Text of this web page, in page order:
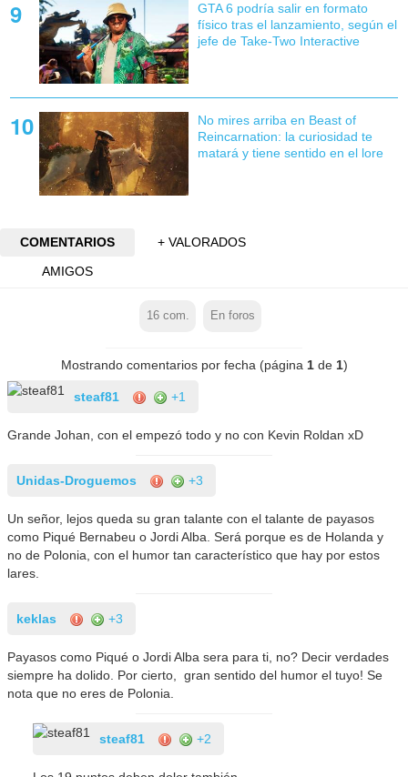
GTA 6 podría salir en formato
físico tras el lanzamiento, según el
jefe de Take-Two Interactive
No mires arriba en Beast of
Reincarnation: la curiosidad te
matará y tiene sentido en el lore
COMENTARIOS
+ VALORADOS
AMIGOS
16com. En foros
Mostrando comentarios por fecha (página 1de 1)
steaf81 +1
Grande Johan, con el empezó todo y no con Kevin Roldan xD
Unidas-Droguemos +3
Un señor, lejos queda su gran talante con el talante de payasos
como Piqué Bernabeu o Jordi Alba. Será porque es de Holanda y
no de Polonia, con el humor tan característico que hay por estos
lares.
keklas +3
Payasos como Piqué o Jordi Alba sera para ti, no? Decir verdades
siempre ha dolido. Por cierto, gran sentido del humor el tuyo! Se
nota que no eres de Polonia.
steaf81 +2